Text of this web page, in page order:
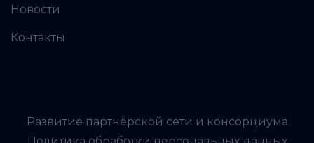
Новости
Контакты
Развитие партнёрской сети и консорциума